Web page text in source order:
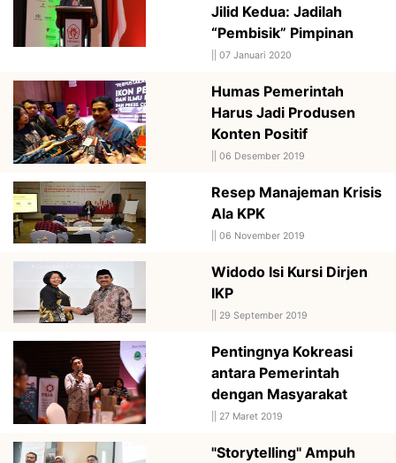
Jilid Kedua: Jadilah
“Pembisik” Pimpinan
07 Januari 2020
Humas Pemerintah
Harus Jadi Produsen
Konten Positif
06 Desember 2019
Resep Manajeman Krisis
Ala KPK
06 November 2019
Widodo Isi Kursi Dirjen
IKP
29 September 2019
Pentingnya Kokreasi
antara Pemerintah
dengan Masyarakat
27 Maret 2019
"Storytelling" Ampuh